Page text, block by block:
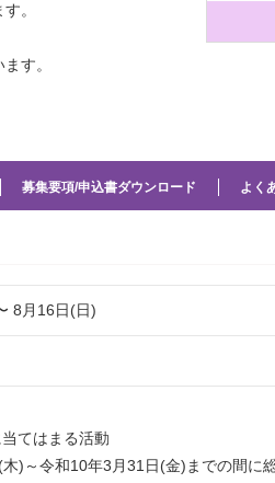
す。
す。
募集要項/申込書ダウンロード よく
8月16日(日)
てはまる活動
)～令和10年3月31日(金)までの間に